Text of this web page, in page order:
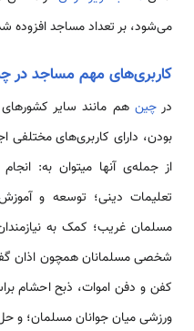
می‌شود، بر تعداد مساجد افزوده
کاربری‌­های مهم مساجد در
درچین هم مانند سایر
بودن، دارای کاربری­‌های
از جمله‌ی آن­ها می­توان به:
تعلیمات دینی؛ توسعه­ و آموزش
مسلمان غریب؛ کمک به
شخصی مسلمانان هم­چون اذان
کفن و دفن اموات، ذبح احشام
ورزشی میان جوانان مسلمان؛ و